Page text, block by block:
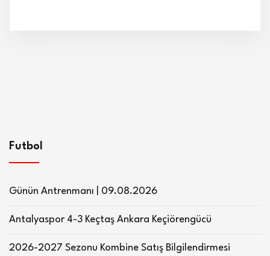
Futbol
Günün Antrenmanı | 09.08.2026
Antalyaspor 4-3 Keçtaş Ankara Keçiörengücü
2026-2027 Sezonu Kombine Satış Bilgilendirmesi